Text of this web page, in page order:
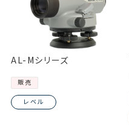
AL-Mシリーズ
販売
レベル